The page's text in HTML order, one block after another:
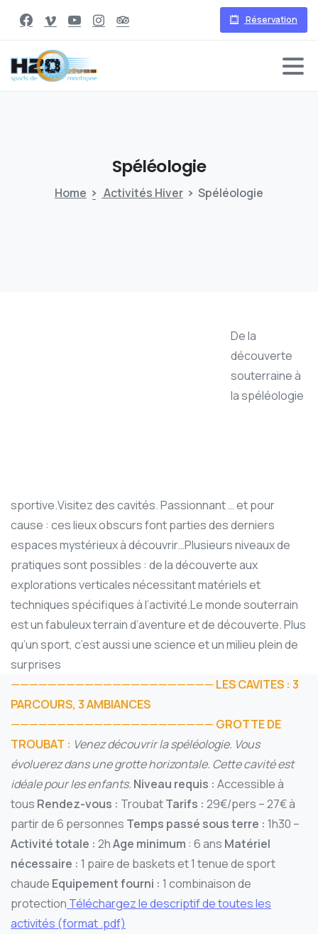
Réservation
Spéléologie
Home Activités Hiver Spéléologie
De la
découverte
souterraine à
la spéléologie
sportive.Visitez des cavités. Passionnant … et pour
cause : ces lieux obscurs font parties des derniers
espaces mystérieux à découvrir…Plusieurs niveaux de
pratiques sont possibles : de la découverte aux
explorations verticales nécessitant matériels et
techniques spécifiques à l’activité.Le monde souterrain
est un fabuleux terrain d’aventure et de découverte. Plus
qu’un sport, c’est aussi une science et un milieu plein de
surprises
—————————————————————— LES CAVITES : 3
PARCOURS, 3 AMBIANCES
—————————————————————— GROTTE DE
TROUBAT : Venez découvrir la spéléologie. Vous
évoluerez dans une grotte horizontale. Cette cavité est
idéale pour les enfants. Niveau requis : Accessible à
tous Rendez-vous : TroubatTarifs : 29€/pers – 27€ à
partir de 6 personnes Temps passé sous terre : 1h30 –
Activité totale : 2hAge minimum : 6 ans Matériel
nécessaire : 1 paire de baskets et 1 tenue de sport
chaude Equipement fourni : 1 combinaison de
protection Téléchargez le descriptif de toutes les
activités (format .pdf)